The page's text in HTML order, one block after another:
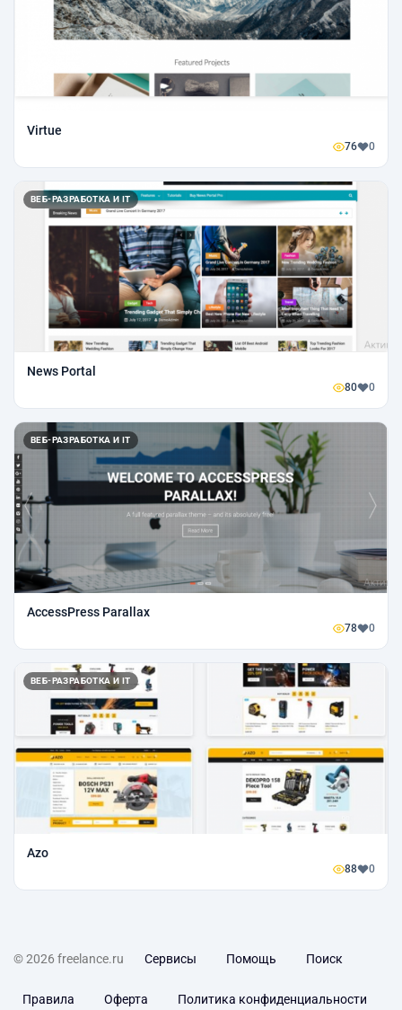
Virtue
76 0
ВЕБ-РАЗРАБОТКА И IT
News Portal
80 0
ВЕБ-РАЗРАБОТКА И IT
AccessPress Parallax
78 0
ВЕБ-РАЗРАБОТКА И IT
Azo
88 0
© 2026 freelance.ru Сервисы Помощь Поиск
Правила Оферта Политика конфиденциальности